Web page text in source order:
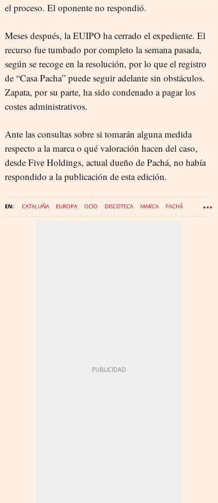
el proceso. El oponente no respondió.
Meses después, la EUIPO ha cerrado el expediente. El
recurso fue tumbado por completo la semana pasada,
según se recoge en la resolución, por lo que el registro
de “Casa Pacha” puede seguir adelante sin obstáculos.
Zapata, por su parte, ha sido condenado a pagar los
costes administrativos.
Ante las consultas sobre si tomarán alguna medida
respecto a la marca o qué valoración hacen del caso,
desde Five Holdings, actual dueño de Pachá, no había
respondido a la publicación de esta edición.
CATALUÑA EUROPA OCIO DISCOTECA MARCA PACHÁ